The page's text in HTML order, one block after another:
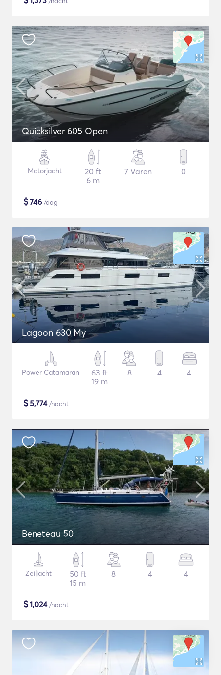
Quicksilver 605 Open
Motorjacht
20 ft
6 m
7 Varen 0
$746 /dag
Lagoon 630 My
Power Catamaran
63 ft
19 m
8 4 4
$5,774/nacht
Beneteau 50
Zeiljacht
50 ft
15 m
8 4 4
$1,024/nacht